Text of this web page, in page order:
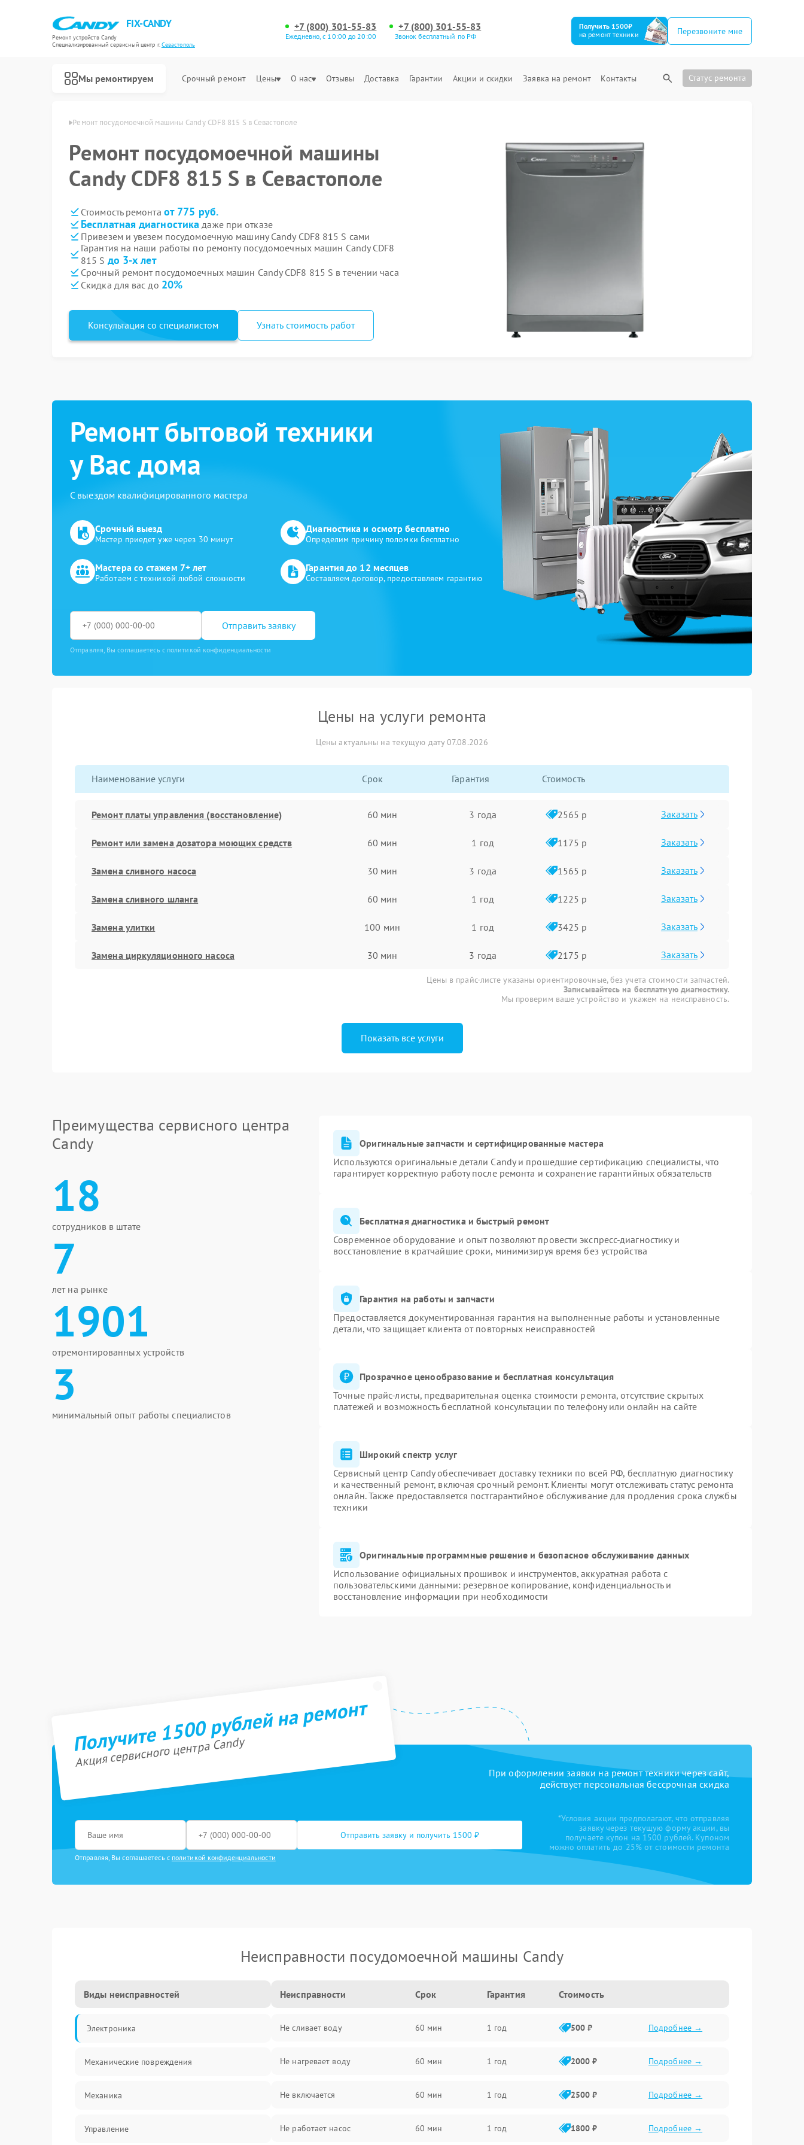
FIX-CANDY
Ремонт устройств Candy
Специализированный cервисный центр г.Севастополь
+7 (800) 301-55-83
Ежедневно, с 10:00 до 20:00
+7 (800) 301-55-83
Звонок бесплатный по РФ
Получить 1500₽
на ремонт техники
Перезвоните мне
Мы ремонтируем Срочный ремонт Цены О нас Отзывы Доставка Гарантии Акции и скидки Заявка на ремонт Контакты Статус ремонта
в Севастополе Ремонт посудомоечной машины Candy CDF8 815 S в Севастополе
Ремонт посудомоечной машины
Candy CDF8 815 S в Севастополе
Стоимость ремонта от 775 руб.
Бесплатная диагностика даже при отказе
Привезем и увезем посудомоечную машину Candy CDF8 815 S сами
Гарантия на наши работы по ремонту посудомоечных машин Candy CDF8
815 S до 3-х лет
Срочный ремонт посудомоечных машин Candy CDF8 815 S в течении часа
Скидка для вас до 20%
Консультация со специалистом Узнать стоимость работ
Ремонт бытовой техники
у Вас дома
С выездом квалифицированного мастера
Срочный выезд
Мастер приедет уже через 30 минут
Диагностика и осмотр бесплатно
Определим причину поломки бесплатно
Мастера со стажем 7+ лет
Работаем с техникой любой сложности
Гарантия до 12 месяцев
Составляем договор, предоставляем гарантию
Отправить заявку
Отправляя, Вы соглашаетесь с политикой конфиденциальности
Цены на услуги ремонта
Цены актуальны на текущую дату 07.08.2026
Наименование услуги Срок Гарантия Стоимость
Ремонт платы управления (восстановление) 60 мин 3 года 2565 р Заказать
Ремонт или замена дозатора моющих средств 60 мин 1 год 1175 р Заказать
Замена сливного насоса 30 мин 3 года 1565 р Заказать
Замена сливного шланга 60 мин 1 год 1225 р Заказать
Замена улитки 100 мин 1 год 3425 р Заказать
Замена циркуляционного насоса 30 мин 3 года 2175 р Заказать
Цены в прайс-листе указаны ориентировочные, без учета стоимости запчастей.
Записывайтесь на бесплатную диагностику.
Мы проверим ваше устройство и укажем на неисправность.
Показать все услуги
Преимущества сервисного центра
Candy
18
сотрудников в штате
7
лет на рынке
1901
отремонтированных устройств
3
минимальный опыт работы специалистов
Оригинальные запчасти и сертифицированные мастера
Используются оригинальные детали Candy и прошедшие сертификацию специалисты, что
гарантирует корректную работу после ремонта и сохранение гарантийных обязательств
Бесплатная диагностика и быстрый ремонт
Современное оборудование и опыт позволяют провести экспресс-диагностику и
восстановление в кратчайшие сроки, минимизируя время без устройства
Гарантия на работы и запчасти
Предоставляется документированная гарантия на выполненные работы и установленные
детали, что защищает клиента от повторных неисправностей
Прозрачное ценообразование и бесплатная консультация
Точные прайс-листы, предварительная оценка стоимости ремонта, отсутствие скрытых
платежей и возможность бесплатной консультации по телефону или онлайн на сайте
Широкий спектр услуг
Сервисный центр Candy обеспечивает доставку техники по всей РФ, бесплатную диагностику
и качественный ремонт, включая срочный ремонт. Клиенты могут отслеживать статус ремонта
онлайн. Также предоставляется постгарантийное обслуживание для продления срока службы
техники
Оригинальные программные решение и безопасное обслуживание данных
Использование официальных прошивок и инструментов, аккуратная работа с
пользовательскими данными: резервное копирование, конфиденциальность и
восстановление информации при необходимости
Получите 1500 рублей на ремонт
Акция сервисного центра Candy
При оформлении заявки на ремонт техники через сайт,
действует персональная бессрочная скидка
Отправить заявку и получить 1500 ₽
Отправляя, Вы соглашаетесь с политикой конфиденциальности
*Условия акции предполагают, что отправляя
заявку через текущую форму акции, вы
получаете купон на 1500 рублей. Купоном
можно оплатить до 25% от стоимости ремонта
Неисправности посудомоечной машины Candy
Виды неисправностей
Электроника
Механические повреждения
Механика
Управление
Неисправности Срок Гарантия Стоимость
Не сливает воду 60 мин 1 год 500 ₽ Подробнее →
Не нагревает воду 60 мин 1 год 2000 ₽ Подробнее →
Не включается 60 мин 1 год 2500 ₽ Подробнее →
Не работает насос 60 мин 1 год 1800 ₽ Подробнее →